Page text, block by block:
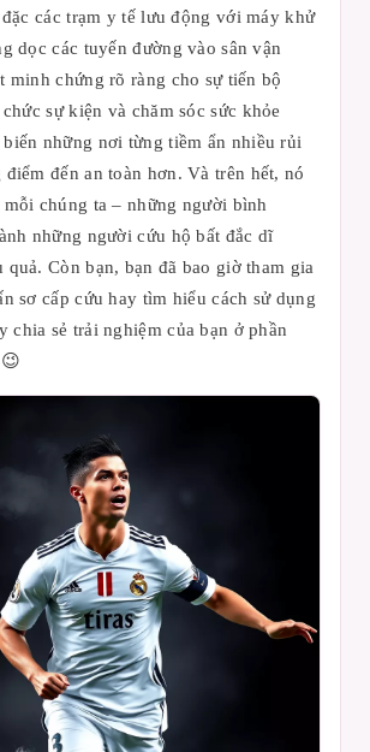
các trạm y tế lưu động với máy khử
dọc các tuyến đường vào sân vận
minh chứng rõ ràng cho sự tiến bộ
sự kiện và chăm sóc sức khỏe
những nơi từng tiềm ẩn nhiều rủi
đến an toàn hơn. Và trên hết, nó
chúng ta – những người bình
những người cứu hộ bất đắc dĩ
quả. Còn bạn, bạn đã bao giờ tham gia
sơ cấp cứu hay tìm hiểu cách sử dụng
chia sẻ trải nghiệm của bạn ở phần